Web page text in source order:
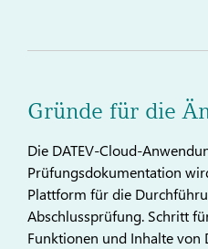
Gründe für die
Die DATEV-Cloud-
Prüfungsdokumentation
Plattform für die
Abschlussprüfung. Schritt
Funktionen und Inhalte von